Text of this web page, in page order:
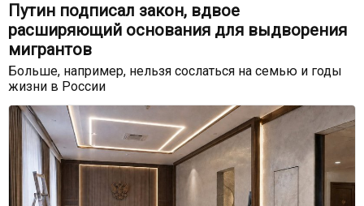
Путин подписал закон, вдвое
расширяющий основания для выдворения
мигрантов
Больше, например, нельзя сослаться на семью и годы
жизни в России